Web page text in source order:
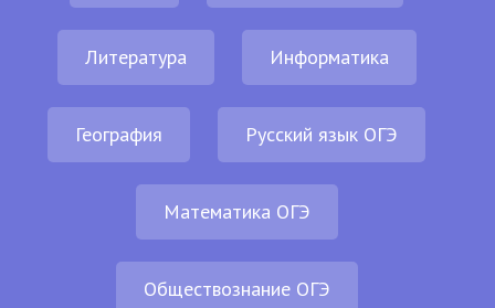
Литература Информатика
География Русский язык ОГЭ
Математика ОГЭ
Обществознание ОГЭ